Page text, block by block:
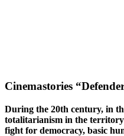
Cinemastories
During the 20th century, in
totalitarianism in the territory
fight for democracy, basic